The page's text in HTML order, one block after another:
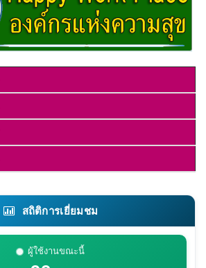
สถิติการเยี่ยมชม
ผู้ใช้งานขณะนี้